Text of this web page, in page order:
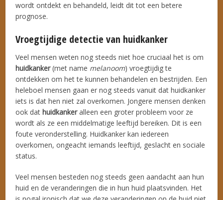
wordt ontdekt en behandeld, leidt dit tot een betere
prognose.
Vroegtijdige detectie van huidkanker
Veel mensen weten nog steeds niet hoe cruciaal het is om
huidkanker(met name melanoom) vroegtijdig te
ontdekken om het te kunnen behandelen en bestrijden. Een
heleboel mensen gaan er nog steeds vanuit dat huidkanker
iets is dat hen niet zal overkomen. Jongere mensen denken
ook dat huidkankeralleen een groter probleem voor ze
wordt als ze een middelmatige leeftijd bereiken. Dit is een
foute veronderstelling. Huidkanker kan iedereen
overkomen, ongeacht iemands leeftijd, geslacht en sociale
status.
Veel mensen besteden nog steeds geen aandacht aan hun
huid en de veranderingen die in hun huid plaatsvinden. Het